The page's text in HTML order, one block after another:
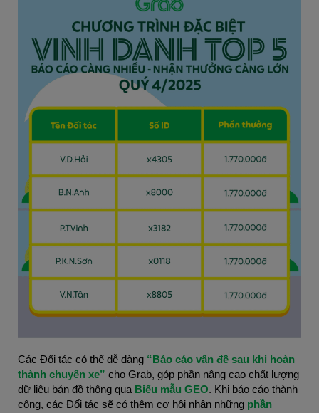
Các Đối tác có thể dễ dàng “Báo cáo vấn đề sau khi hoàn
thành chuyến xe” cho Grab, góp phần nâng cao chất lượng
dữ liệu bản đồ thông qua Biểu mẫu GEO. Khi báo cáo thành
công, các Đối tác sẽ có thêm cơ hội nhận những phần